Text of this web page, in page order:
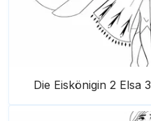
Die Eiskönigin 2 Elsa 3